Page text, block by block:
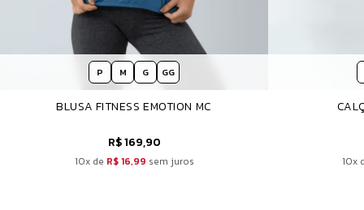
P M G GG
BLUSA FITNESS EMOTION MC
R$ 169,90
10x de R$ 16,99 sem juros 10x